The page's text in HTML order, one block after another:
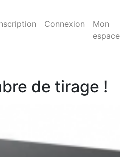
Connexion
Mon
espace
de tirage !